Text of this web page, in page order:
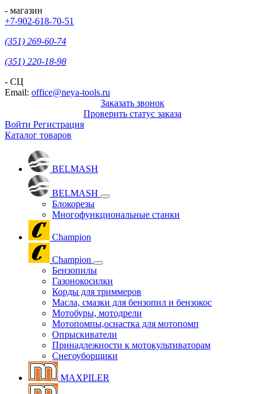
- магазин
+7-902-618-70-51
(351) 269-60-74
(351) 220-18-98
- СЦ
Email: office@neya-tools.ru
Заказать звонок
Проверить статус заказа
Войти Регистрация
Каталог товаров
BELMASH
BELMASH
Блокорезы
Многофункциональные станки
Champion
Champion
Бензопилы
Газонокосилки
Корды для триммеров
Масла, смазки для бензопил и бензокос
Мотобуры, мотодрели
Мотопомпы,оснастка для мотопомп
Опрыскиватели
Принадлежности к мотокультиваторам
Снегоуборщики
MAXPILER